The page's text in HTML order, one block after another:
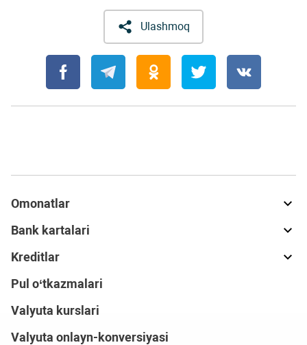
Ulashmoq
Omonatlar
Bank kartalari
Kreditlar
Pul o‘tkazmalari
Valyuta kurslari
Valyuta onlayn-konversiyasi